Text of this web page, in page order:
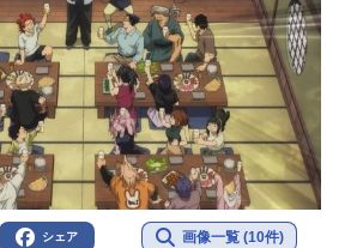
シェア 画像一覧 (10件)